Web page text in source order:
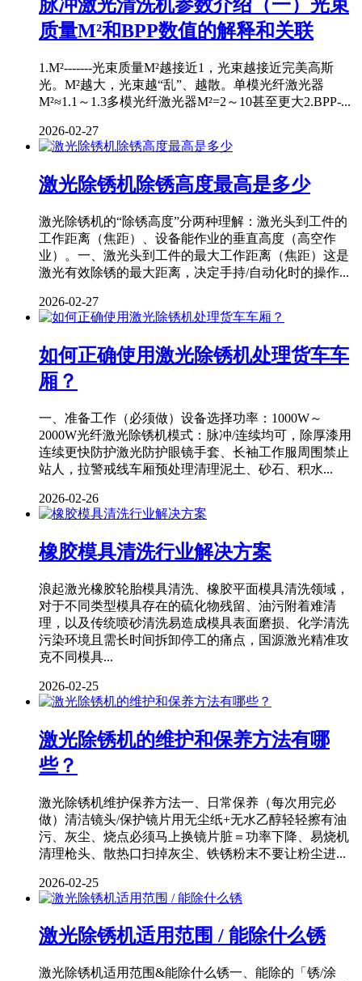
脉冲激光清洗机参数介绍（一）光束
质量M²和BPP数值的解释和关联
1.M²-------光束质量M²越接近1，光束越接近完美高斯
光。M²越大，光束越“乱”、越散。单模光纤激光器
M²≈1.1～1.3多模光纤激光器M²=2～10甚至更大2.BPP-...
2026-02-27
激光除锈机除锈高度最高是多少
激光除锈机的“除锈高度”分两种理解：激光头到工件的
工作距离（焦距）、设备能作业的垂直高度（高空作
业）。一、激光头到工件的最大工作距离（焦距）这是
激光有效除锈的最大距离，决定手持/自动化时的操作...
2026-02-27
如何正确使用激光除锈机处理货车车
厢？
一、准备工作（必须做）设备选择功率：1000W～
2000W光纤激光除锈机模式：脉冲/连续均可，除厚漆用
连续更快防护激光防护眼镜手套、长袖工作服周围禁止
站人，拉警戒线车厢预处理清理泥土、砂石、积水...
2026-02-26
橡胶模具清洗行业解决方案
浪起激光橡胶轮胎模具清洗、橡胶平面模具清洗领域，
对于不同类型模具存在的硫化物残留、油污附着难清
理，以及传统喷砂清洗易造成模具表面磨损、化学清洗
污染环境且需长时间拆卸停工的痛点，国源激光精准攻
克不同模具...
2026-02-25
激光除锈机的维护和保养方法有哪
些？
激光除锈机维护保养方法一、日常保养（每次用完必
做）清洁镜头/保护镜片用无尘纸+无水乙醇轻轻擦有油
污、灰尘、烧点必须马上换镜片脏＝功率下降、易烧机
清理枪头、散热口扫掉灰尘、铁锈粉末不要让粉尘进...
2026-02-25
激光除锈机适用范围 / 能除什么锈
激光除锈机适用范围&能除什么锈一、能除的「锈/涂